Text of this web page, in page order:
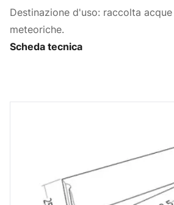
Destinazione d'uso: raccolta acque
meteoriche.
Scheda tecnica